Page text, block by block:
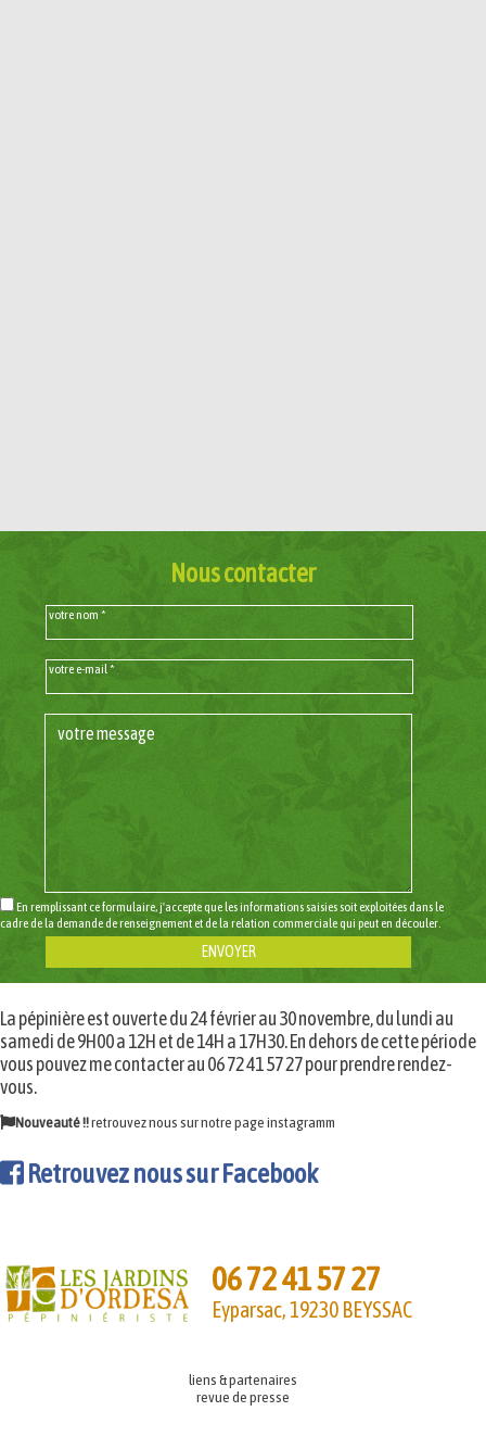
Nous contacter
votre nom *
votre e-mail *
En remplissant ce formulaire, j'accepte que les informations saisies soit exploitées dans le
cadre de la demande de renseignement et de la relation commerciale qui peut en découler.
La pépinière est ouverte du 24 février au 30 novembre, du lundi au
samedi de 9H00 a 12H et de 14H a 17H30. En dehors de cette période
vous pouvez me contacter au 06 72 41 57 27 pour prendre rendez-
vous.
Nouveauté !!retrouvez nous sur notre pageinstagramm
Retrouvez nous sur Facebook
06 72 41 57 27
Eyparsac, 19230 BEYSSAC
liens & partenaires
revue de presse